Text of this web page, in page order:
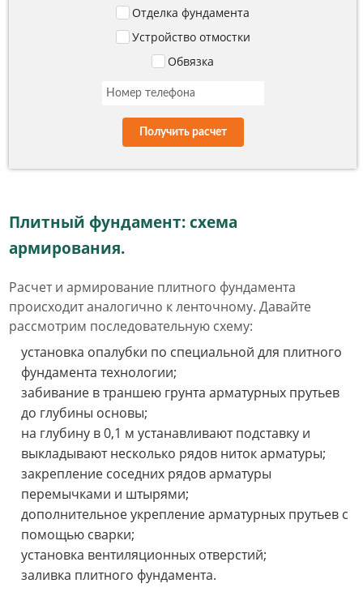
Отделка фундамента
Устройство отмостки
Обвязка
Получить расчет
Плитный фундамент: схема
армирования.
Расчет и армирование плитного фундамента
происходит аналогично к ленточному. Давайте
рассмотрим последовательную схему:
установка опалубки по специальной для плитного
фундамента технологии;
забивание в траншею грунта арматурных прутьев
до глубины основы;
на глубину в 0,1 м устанавливают подставку и
выкладывают несколько рядов ниток арматуры;
закрепление соседних рядов арматуры
перемычками и штырями;
дополнительное укрепление арматурных прутьев с
помощью сварки;
установка вентиляционных отверстий;
заливка плитного фундамента.